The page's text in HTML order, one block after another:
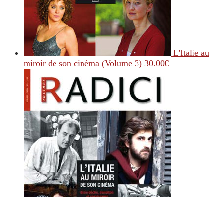
L'Italie au
miroir de son cinéma (Volume 3) 30.00€